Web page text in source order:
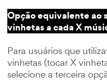
Opção equivalente ao
vinhetas a cada X
Para usuários que
vinhetas (tocar X
selecione a terceira